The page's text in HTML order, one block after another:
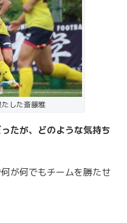
した斎藤雅
たが、どのような気持ち
が何でもチームを勝たせ